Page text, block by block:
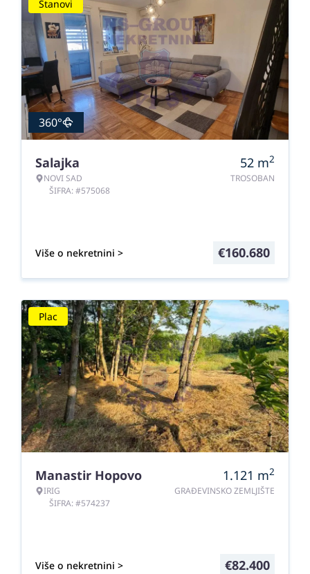
Stanovi
360°
Salajka
NOVI SAD
ŠIFRA: #575068
52 m2
TROSOBAN
Više o nekretnini > €160.680
Plac
Manastir Hopovo
IRIG
ŠIFRA: #574237
1.121 m2
GRAĐEVINSKO ZEMLJIŠTE
Više o nekretnini > €82.400